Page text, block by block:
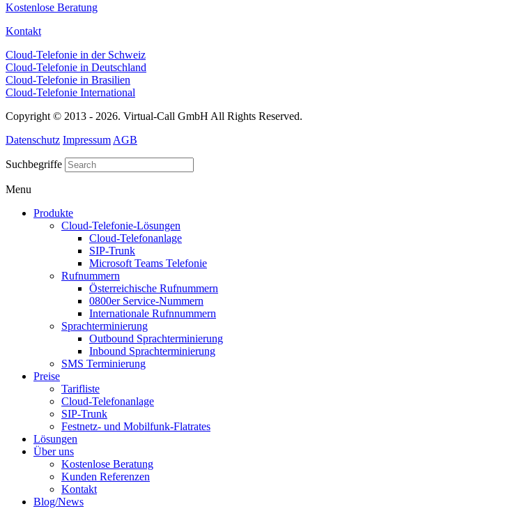
Kostenlose Beratung
Kontakt
Cloud-Telefonie in der Schweiz
Cloud-Telefonie in Deutschland
Cloud-Telefonie in Brasilien
Cloud-Telefonie International
Copyright © 2013 - 2026. Virtual-Call GmbH All Rights Reserved.
Datenschutz Impressum AGB
Suchbegriffe
Menu
Produkte
Cloud-Telefonie-Lösungen
Cloud-Telefonanlage
SIP-Trunk
Microsoft Teams Telefonie
Rufnummern
Österreichische Rufnummern
0800er Service-Nummern
Internationale Rufnnummern
Sprachterminierung
Outbound Sprachterminierung
Inbound Sprachterminierung
SMS Terminierung
Preise
Tarifliste
Cloud-Telefonanlage
SIP-Trunk
Festnetz- und Mobilfunk-Flatrates
Lösungen
Über uns
Kostenlose Beratung
Kunden Referenzen
Kontakt
Blog/News